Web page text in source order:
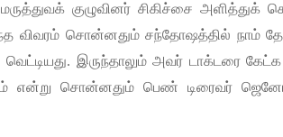
மருத்துவக் குழுவினர் சிகிச்சை அளித்துக்
விவரம் சொன்னதும் சந்தோஷத்தில் நாம்
வெட்டியது. இருந்தாலும் அவர் டாக்டரை கேட்க
என்று சொன்னதும் பெண் டிரைவர்